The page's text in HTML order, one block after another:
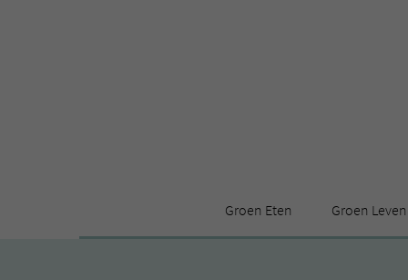
Groen Eten Groen Leven